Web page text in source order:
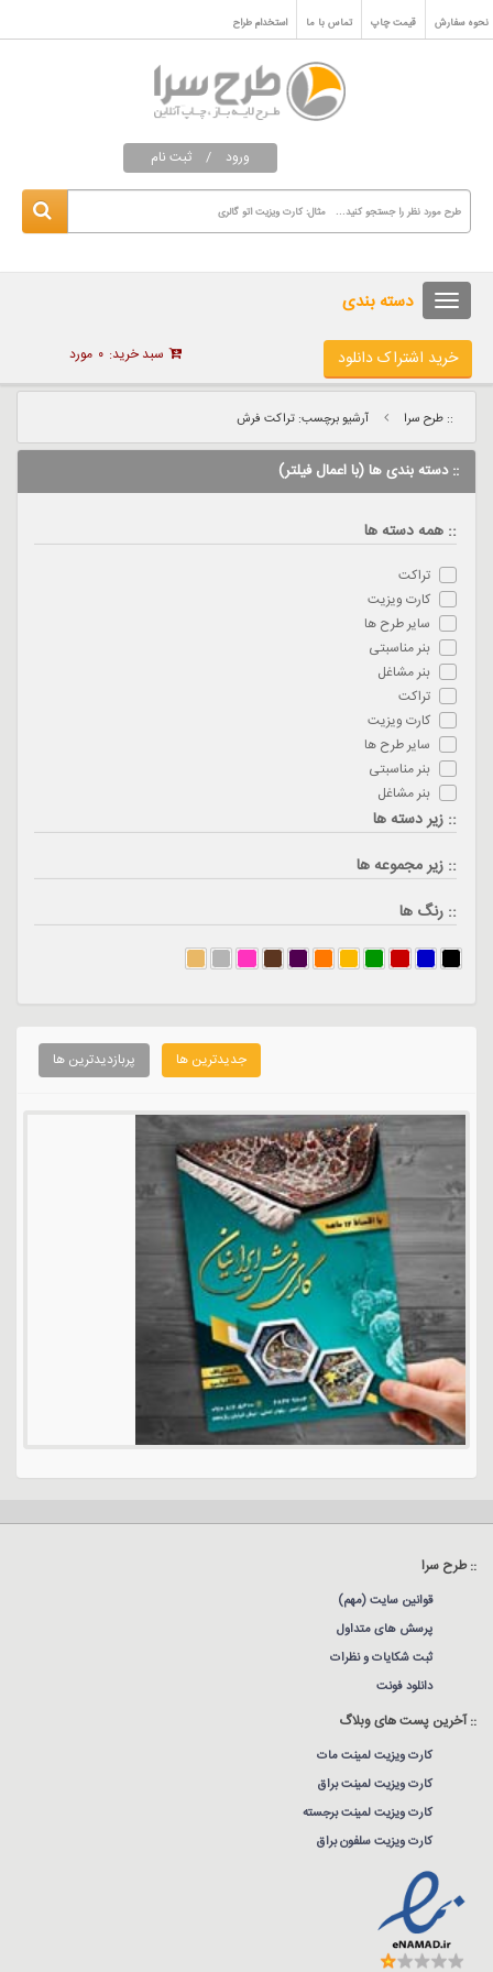
نحوه سفارش قیمت چاپ تماس با ما استخدام طراح
ورود / ثبت نام
دسته بندی
خرید اشتراک دانلود سبد خرید: ۰ مورد
:: طرح سرا آرشیو برچسب: تراکت فرش
:: دسته بندی ها (با اعمال فیلتر)
:: همه دسته ها
تراکت
کارت ویزیت
سایر طرح ها
بنر مناسبتی
بنر مشاغل
تراکت
کارت ویزیت
سایر طرح ها
بنر مناسبتی
بنر مشاغل
:: زیر دسته ها
:: زیر مجموعه ها
:: رنگ ها
جدیدترین ها پربازدیدترین ها
:: طرح سرا
قوانین سایت (مهم)
پرسش های متداول
ثبت شکایات و نظرات
دانلود فونت
:: آخرین پست های وبلاگ
کارت ویزیت لمینت مات
کارت ویزیت لمینت براق
کارت ویزیت لمینت برجسته
کارت ویزیت سلفون براق